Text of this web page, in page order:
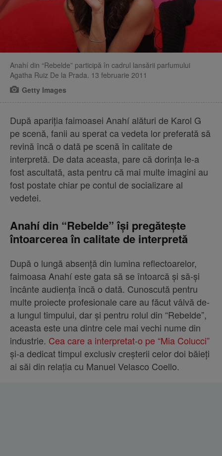
Anahí din “Rebelde” participă în cadrul lansării parfumului
Agatha Ruiz De la Prada. 13 februarie 2011
Getty Images
După apariția faimoasei Anahí alături de Karol G
pe scenă, fanii au sperat ca vedeta lor preferată să
revină încă o dată pe scenă în calitate de
interpretă. De data aceasta, pare că dorința le-a
fost ascultată, asta pentru că mai multe imagini au
fost postate chiar pe contul de socializare al
vedetei.
Anahí din “Rebelde” își pregătește
întoarcerea în calitate de interpretă
După o lungă absență din lumina reflectoarelor,
faimoasa Anahí este gata să se întoarcă și să-și
încânte audiența încă o dată. Cunoscută pentru
multe proiecte profesionale care au făcut vâlvă de-
a lungul timpului, dar și pentru rolul din “Rebelde”,
aceasta este una dintre cele mai vechi nume din
industrie. Cea care a interpretat-o pe “Mia Colucci”
și-a dedicat timpul exclusiv creșterii celor doi băieți
ai săi din relația cu Manuel Velasco Coello.